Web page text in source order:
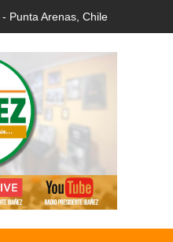
Punta Arenas, Chile